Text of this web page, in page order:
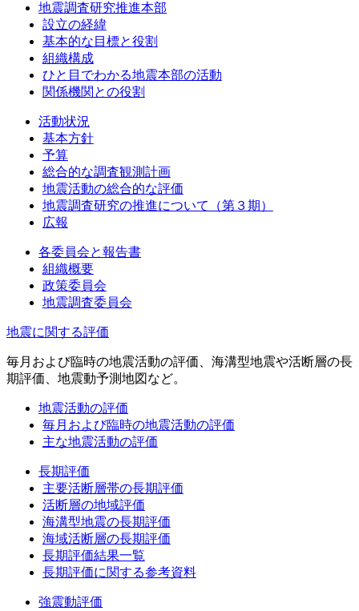
地震調査研究推進本部
設立の経緯
基本的な目標と役割
組織構成
ひと目でわかる地震本部の活動
関係機関との役割
活動状況
基本方針
予算
総合的な調査観測計画
地震活動の総合的な評価
地震調査研究の推進について（第３期）
広報
各委員会と報告書
組織概要
政策委員会
地震調査委員会
地震に関する評価
毎月および臨時の地震活動の評価、海溝型地震や活断層の長
期評価、地震動予測地図など。
地震活動の評価
毎月および臨時の地震活動の評価
主な地震活動の評価
長期評価
主要活断層帯の長期評価
活断層の地域評価
海溝型地震の長期評価
海域活断層の長期評価
長期評価結果一覧
長期評価に関する参考資料
強震動評価